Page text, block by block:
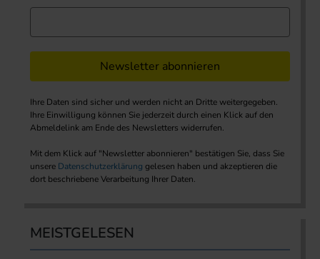
Newsletter abonnieren
Ihre Daten sind sicher und werden nicht an Dritte weitergegeben.
Ihre Einwilligung können Sie jederzeit durch einen Klick auf den
Abmeldelink am Ende des Newsletters widerrufen.
Mit dem Klick auf "Newsletter abonnieren" bestätigen Sie, dass Sie
unsere Datenschutzerklärung gelesen haben und akzeptieren die
dort beschriebene Verarbeitung Ihrer Daten.
MEISTGELESEN